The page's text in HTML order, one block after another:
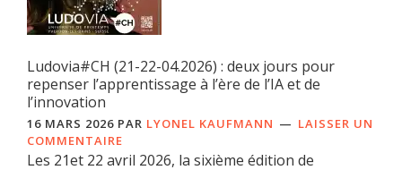
Ludovia#CH (21-22-04.2026) : deux jours pour
repenser l’apprentissage à l’ère de l’IA et de
l’innovation
16 MARS 2026 PAR LYONEL KAUFMANN
LAISSER UN
COMMENTAIRE
Les 21et 22 avril 2026, la sixième édition de